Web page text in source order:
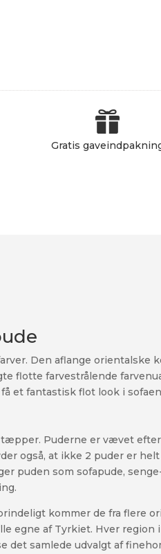

Gratis
Den aflange orientalske
flotte farvestrålende
et fantastisk flot look i
Puderne er vævet
også, at ikke 2 puder er
puden som sofapude,
kommer de fra flere
egne af Tyrkiet. Hver region
samlede udvalgt af